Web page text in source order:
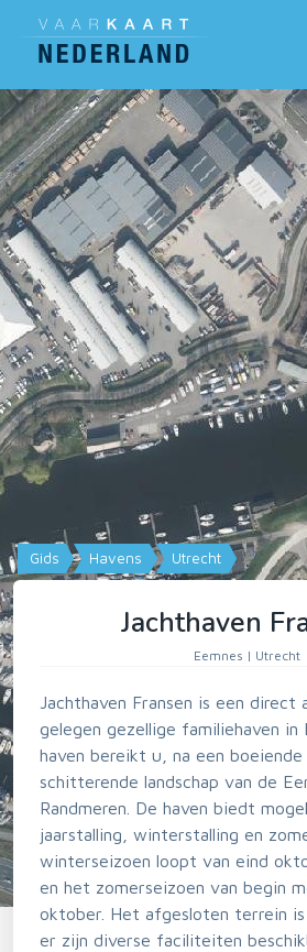
Gids Havens Utrecht
Jachthaven
Eemnes | Utrecht
Jachthaven Fransen is een direct
gelegen gezellige familiehaven in
haven bereikt u, na een
schitterende landschap van de
Randmeren. De haven biedt
jaarstalling, winterstalling en
winterseizoen loopt van eind
en het zomerseizoen van begin
oktober. Het afgesloten terrein is
er zijn diverse faciliteiten